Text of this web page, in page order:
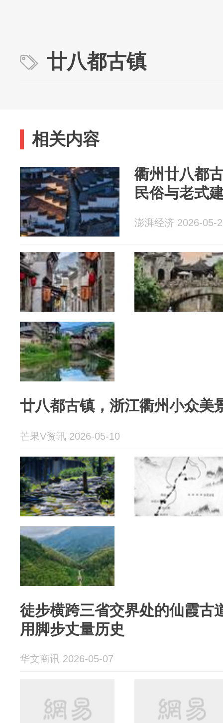
廿八都古镇
相关内容
衢州廿八都
民俗与老式
澎湃经济 2026-05-
廿八都古镇，浙江衢州小众美
芒果V资讯 2026-05-10
徒步横跨三省交界处的仙霞古
用脚步丈量历史
华文商讯 2026-05-07